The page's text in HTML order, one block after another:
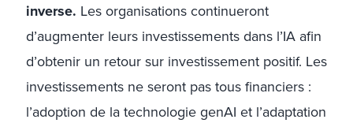
inverse. Les organisations continueront
d’augmenter leurs investissements dans l’IA afin
d’obtenir un retour sur investissement positif. Les
investissements ne seront pas tous financiers :
l’adoption de la technologie genAI et l’adaptation